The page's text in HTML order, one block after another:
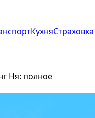
КухняСтраховка
Ня: полное